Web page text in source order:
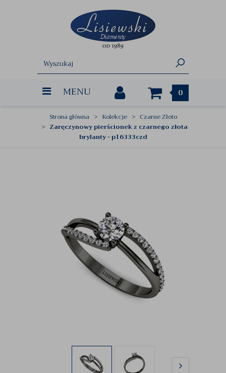
MENU 0
Strona główna Kolekcje
Czarne Złoto
Zaręczynowy pierścionek z czarnego złota
brylanty - p16333czd